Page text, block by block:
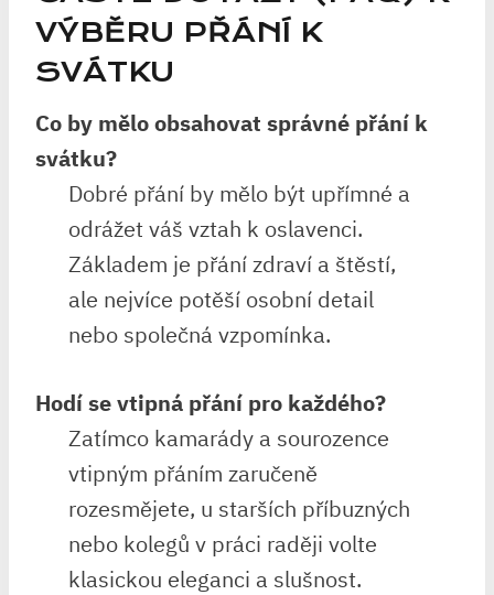
VÝBĚRU PŘÁNÍ K
SVÁTKU
Co by mělo obsahovat správné přání k
svátku?
Dobré přání by mělo být upřímné a
odrážet váš vztah k oslavenci.
Základem je přání zdraví a štěstí,
ale nejvíce potěší osobní detail
nebo společná vzpomínka.
Hodí se vtipná přání pro každého?
Zatímco kamarády a sourozence
vtipným přáním zaručeně
rozesmějete, u starších příbuzných
nebo kolegů v práci raději volte
klasickou eleganci a slušnost.